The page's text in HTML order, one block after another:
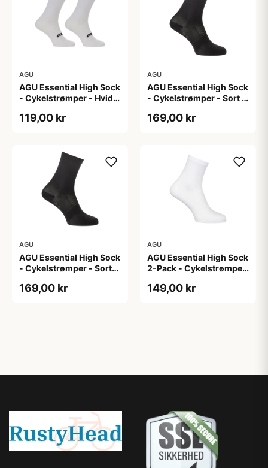
AGU
AGU Essential High Sock
- Cykelstrømper - Hvid -
119,00 kr
AGU
AGU Essential High Sock
- Cykelstrømper - Sort -
169,00 kr
AGU
AGU Essential High Sock
- Cykelstrømper - Sort-
169,00 kr
AGU
AGU Essential High Sock
2-Pack - Cykelstrømper
149,00 kr